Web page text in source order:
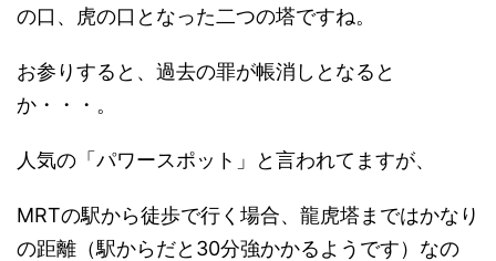
の口、虎の口となった二つの塔ですね。
お参りすると、過去の罪が帳消しとなると
か・・・。
人気の「パワースポット」と言われてますが、
MRTの駅から徒歩で行く場合、龍虎塔まではかなり
の距離（駅からだと30分強かかるようです）なの